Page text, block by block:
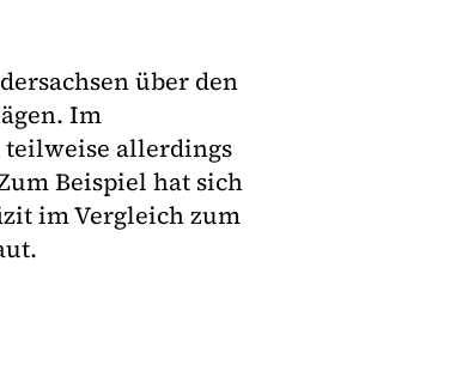
über den
Im
teilweise allerdings
Beispiel hat sich
im Vergleich zum